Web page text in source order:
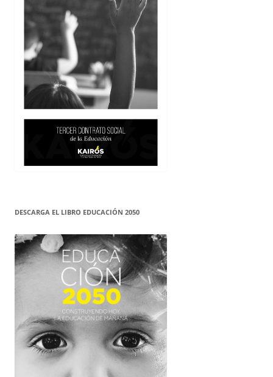
DESCARGA EL LIBRO EDUCACIÓN 2050